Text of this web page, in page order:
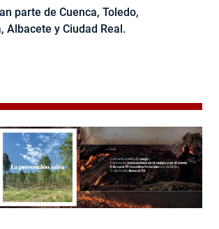
parte de Cuenca, Toledo,
Albacete y Ciudad Real.